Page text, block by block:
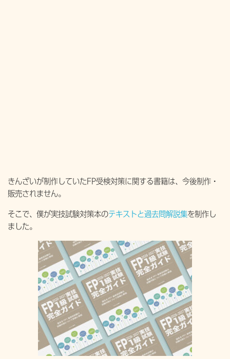
きんざいが制作していたFP受検対策に関する書籍は、今後制作・
販売されません。
そこで、僕が実技試験対策本のテキストと過去問解説集を制作し
ました。